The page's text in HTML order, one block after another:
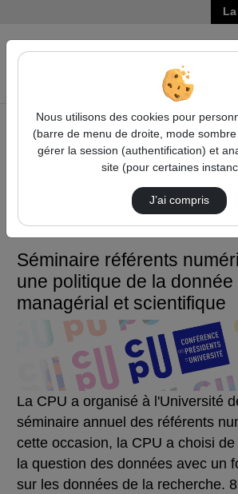
VIDÉOS
Accueil
Vie de l'Université
Séminaire référents numériques, Vers
donnée : un défi managérial et scientifique
Vie de l'Université
Séminaire référents
une politique de la donnée
managérial et scientifique
La CPU a organisé à l'Université
séminaire annuel des référents
cette occasion, la CPU a choisi
la question des données avec un
sur les données de la recherche.
Nous utilisons des cookies pour
(barre de menu de droite, mode sombre
gérer la session (authentification) et
site (pour certaines
J’ai compris